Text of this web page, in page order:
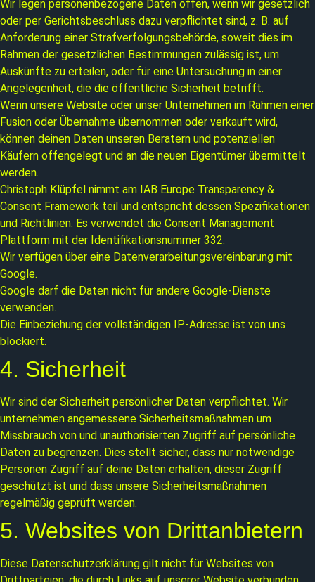
Wir legen personenbezogene Daten offen, wenn wir gesetzlich
oder per Gerichtsbeschluss dazu verpflichtet sind, z. B. auf
Anforderung einer Strafverfolgungsbehörde, soweit dies im
Rahmen der gesetzlichen Bestimmungen zulässig ist, um
Auskünfte zu erteilen, oder für eine Untersuchung in einer
Angelegenheit, die die öffentliche Sicherheit betrifft.
Wenn unsere Website oder unser Unternehmen im Rahmen einer
Fusion oder Übernahme übernommen oder verkauft wird,
können deinen Daten unseren Beratern und potenziellen
Käufern offengelegt und an die neuen Eigentümer übermittelt
werden.
Christoph Klüpfel nimmt am IAB Europe Transparency &
Consent Framework teil und entspricht dessen Spezifikationen
und Richtlinien. Es verwendet die Consent Management
Plattform mit der Identifikationsnummer 332.
Wir verfügen über eine Datenverarbeitungsvereinbarung mit
Google.
Google darf die Daten nicht für andere Google-Dienste
verwenden.
Die Einbeziehung der vollständigen IP-Adresse ist von uns
blockiert.
4. Sicherheit
Wir sind der Sicherheit persönlicher Daten verpflichtet. Wir
unternehmen angemessene Sicherheitsmaßnahmen um
Missbrauch von und unauthorisierten Zugriff auf persönliche
Daten zu begrenzen. Dies stellt sicher, dass nur notwendige
Personen Zugriff auf deine Daten erhalten, dieser Zugriff
geschützt ist und dass unsere Sicherheitsmaßnahmen
regelmäßig geprüft werden.
5. Websites von Drittanbietern
Diese Datenschutzerklärung gilt nicht für Websites von